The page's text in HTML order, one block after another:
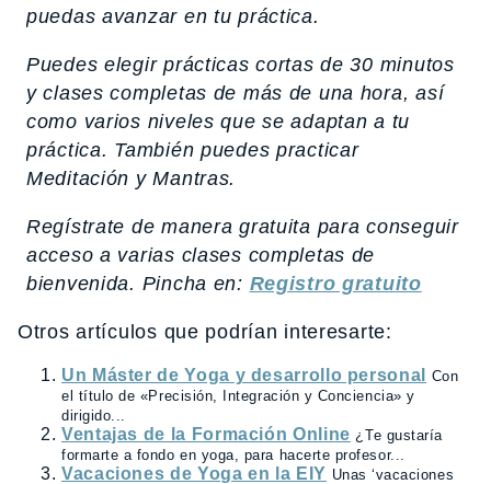
puedas avanzar en tu práctica.
Puedes elegir prácticas cortas de 30 minutos
y clases completas de más de una hora, así
como varios niveles que se adaptan a tu
práctica. También puedes practicar
Meditación y Mantras.
Regístrate de manera gratuita para conseguir
acceso a varias clases completas de
bienvenida. Pincha en: Registro gratuito
Otros artículos que podrían interesarte:
Un Máster de Yoga y desarrollo personal
Con
el título de «Precisión, Integración y Conciencia» y
dirigido...
Ventajas de la Formación Online ¿Te gustaría
formarte a fondo en yoga, para hacerte profesor...
Vacaciones de Yoga en la EIY Unas ‘vacaciones